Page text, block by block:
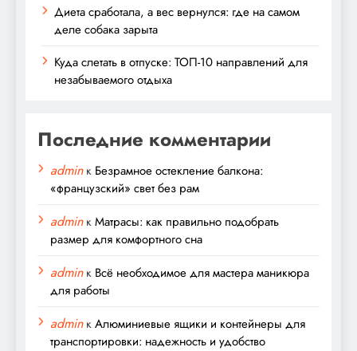
Диета сработала, а вес вернулся: где на самом
деле собака зарыта
Куда слетать в отпуске: ТОП-10 направлений для
незабываемого отдыха
Последние комментарии
adminк Безрамное остекление балкона:
«французский» свет без рам
adminкМатрасы: как правильно подобрать
размер для комфортного сна
adminк Всё необходимое для мастера маникюра
для работы
adminкАлюминиевые ящики и контейнеры для
транспортировки: надежность и удобство